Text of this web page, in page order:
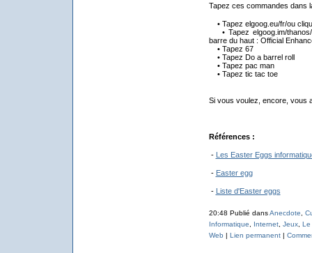
Tapez ces commandes dans
• Tapez elgoog.eu/fr/ou
• Tapez elgoog.im/
barre du haut : Official
• Tapez 67
• Tapez Do a barrel roll
• Tapez pac man
• Tapez tic tac toe
Si vous voulez, encore, vous
Références :
- Les Easter Eggs
- Easter egg
- Liste d'Easter eggs
20:48 Publié dansAnecdote
Informatique
Internet, Jeux, Le
Web | Lien permanent|